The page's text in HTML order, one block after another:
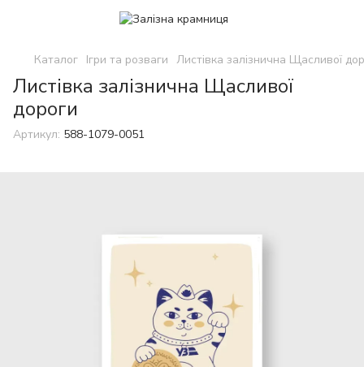
Каталог Ігри та розваги Листівка залізнична Щасливої
Листівка залізнична Щасливої
дороги
Артикул: 588-1079-0051